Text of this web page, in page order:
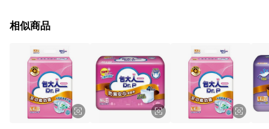
的購回饋活動享Yahoo超贈點回饋者 - 購物中心商店之商品：商
3. 訂單回饋金額將扣除運費/購物金/超贈點/福利金/紅利折抵/折
價券等虛擬貨幣折抵 4. 大宗採購或批發轉賣不具回饋資格： 如
有相關事證認定您為大宗採購、批發轉賣而非最終消費使用者，
相關認定以Yahoo購物中心之認定為準
相似商品